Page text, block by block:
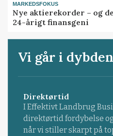
MARKEDSFOKUS
Nye aktierekorder – og
24-årigt finansgeni
Vi går i
Direktørtid
I Effektivt Landbrug
direktørtid fordybelse
når vi stiller skarpt på